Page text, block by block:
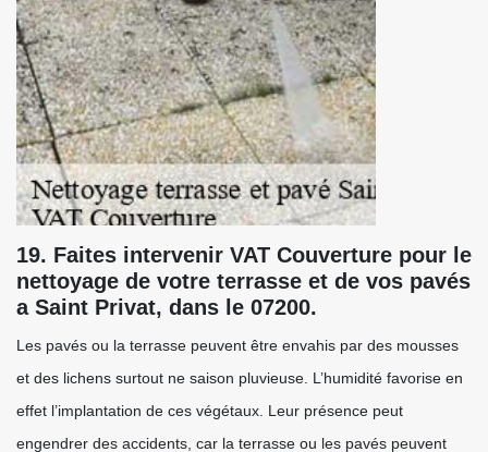
19. Faites intervenir VAT Couverture pour le
nettoyage de votre terrasse et de vos pavés
a Saint Privat, dans le 07200.
Les pavés ou la terrasse peuvent être envahis par des mousses
et des lichens surtout ne saison pluvieuse. L’humidité favorise en
effet l’implantation de ces végétaux. Leur présence peut
engendrer des accidents, car la terrasse ou les pavés peuvent